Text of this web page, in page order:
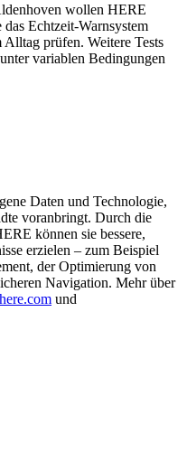
wollen HERE
Echtzeit-Warnsystem
prüfen. Weitere Tests
variablen Bedingungen
Daten und Technologie,
voranbringt. Durch die
können sie bessere,
erzielen – zum Beispiel
der Optimierung von
Navigation. Mehr über
und